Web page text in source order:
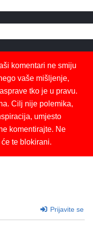
komentari ne smiju
vaše mišljenje,
tko je u pravu.
Cilj nije polemika,
umjesto
komentirajte. Ne
te blokirani.
Prijavite se